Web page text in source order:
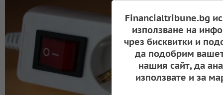
Financialtribune.bg
използване на
чрез бисквитки и
да подобрим
нашия сайт, да
използвате и за